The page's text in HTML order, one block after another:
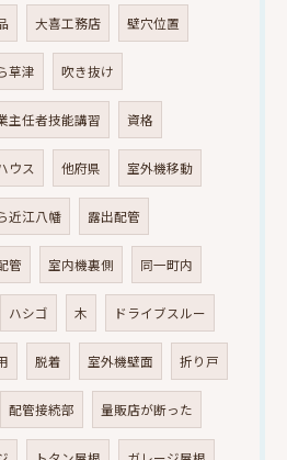
大喜工務店 壁穴位置
草津 吹き抜け
主任者技能講習 資格
ウス 他府県 室外機移動
近江八幡 露出配管
管 室内機裏側 同一町内
ハシゴ 木 ドライブスルー
脱着 室外機壁面 折り戸
配管接続部 量販店が断った